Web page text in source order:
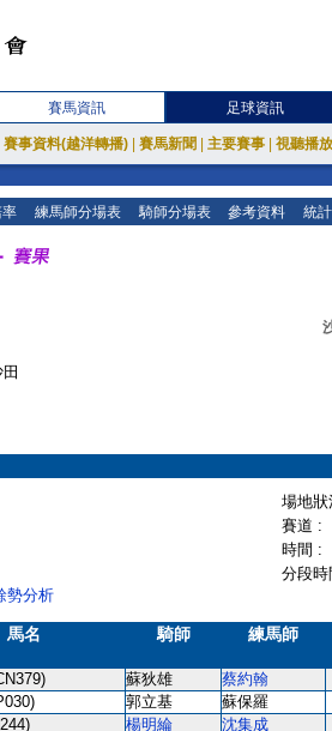
賽馬資訊 足球資訊
賽事資料(越洋轉播) 賽馬新聞 主要賽事 視聽播
率 練馬師分場表 騎師分場表 參考資料 統
場地
賽道 :
時間 :
分段
勢分析
馬名 騎師 練馬師
蘇狄雄 蔡約翰
郭立基 蘇保羅
楊明綸 沈集成